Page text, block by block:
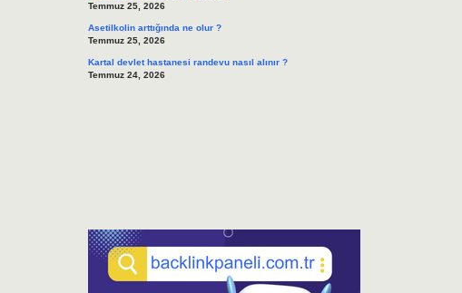
Temmuz 25, 2026
Asetilkolin arttığında ne olur ?
Temmuz 25, 2026
Kartal devlet hastanesi randevu nasıl alınır ?
Temmuz 24, 2026